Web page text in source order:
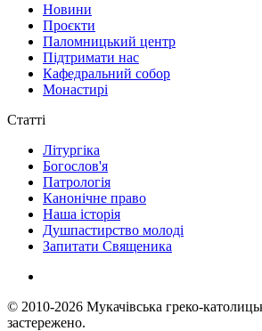
Новини
Проєкти
Паломницький центр
Підтримати нас
Кафедральний собор
Монастирі
Статті
Літургіка
Богослов'я
Патрологія
Канонічне право
Наша історія
Душпастирство молоді
Запитати Священика
© 2010-2026 Мукачівська греко-
застережено.